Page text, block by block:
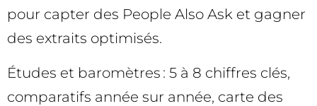
pour capter des People Also Ask et gagner
des extraits optimisés.
Études et baromètres : 5 à 8 chiffres clés,
comparatifs année sur année, carte des